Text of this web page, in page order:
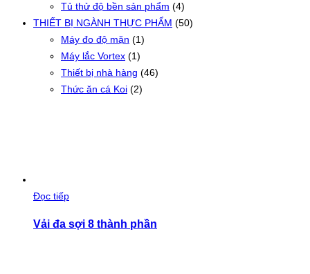
Tủ thử độ bền sản phẩm (4)
THIẾT BỊ NGÀNH THỰC PHẨM (50)
Máy đo độ mặn (1)
Máy lắc Vortex (1)
Thiết bị nhà hàng (46)
Thức ăn cá Koi (2)
Đọc tiếp
Vải đa sợi 8 thành phần